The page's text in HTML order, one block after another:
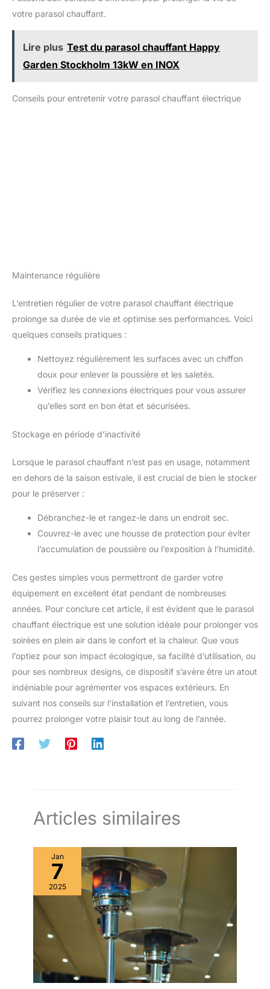
votre parasol chauffant.
Lire plus Test du parasol chauffant Happy
Garden Stockholm 13kW en INOX
Conseils pour entretenir votre parasol chauffant électrique
Maintenance régulière
L’entretien régulier de votre parasol chauffant électrique
prolonge sa durée de vie et optimise ses performances. Voici
quelques conseils pratiques :
Nettoyez régulièrement les surfaces avec un chiffon
doux pour enlever la poussière et les saletés.
Vérifiez les connexions électriques pour vous assurer
qu’elles sont en bon état et sécurisées.
Stockage en période d’inactivité
Lorsque le parasol chauffant n’est pas en usage, notamment
en dehors de la saison estivale, il est crucial de bien le stocker
pour le préserver :
Débranchez-le et rangez-le dans un endroit sec.
Couvrez-le avec une housse de protection pour éviter
l’accumulation de poussière ou l’exposition à l’humidité.
Ces gestes simples vous permettront de garder votre
équipement en excellent état pendant de nombreuses
années. Pour conclure cet article, il est évident que le parasol
chauffant électrique est une solution idéale pour prolonger vos
soirées en plein air dans le confort et la chaleur. Que vous
l’optiez pour son impact écologique, sa facilité d’utilisation, ou
pour ses nombreux designs, ce dispositif s’avère être un atout
indéniable pour agrémenter vos espaces extérieurs. En
suivant nos conseils sur l’installation et l’entretien, vous
pourrez prolonger votre plaisir tout au long de l’année.
Articles similaires
Jan
7
2025